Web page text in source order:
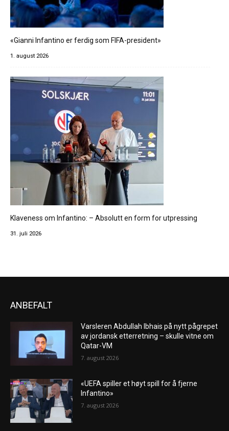
«Gianni Infantino er ferdig som FIFA-president»
1. august 2026
Klaveness om Infantino: – Absolutt en form for utpressing
31. juli 2026
ANBEFALT
Varsleren Abdullah Ibhais på nytt pågrepet
av jordansk etterretning – skulle vitne om
Qatar-VM
7. august 2026
«UEFA spiller et høyt spill for å fjerne
Infantino»
7. august 2026